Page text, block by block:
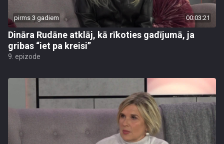
pirms 3 gadiem 00:03:21
Dināra Rudāne atklāj, kā rīkoties gadījumā, ja
gribas “iet pa kreisi”
9. epizode